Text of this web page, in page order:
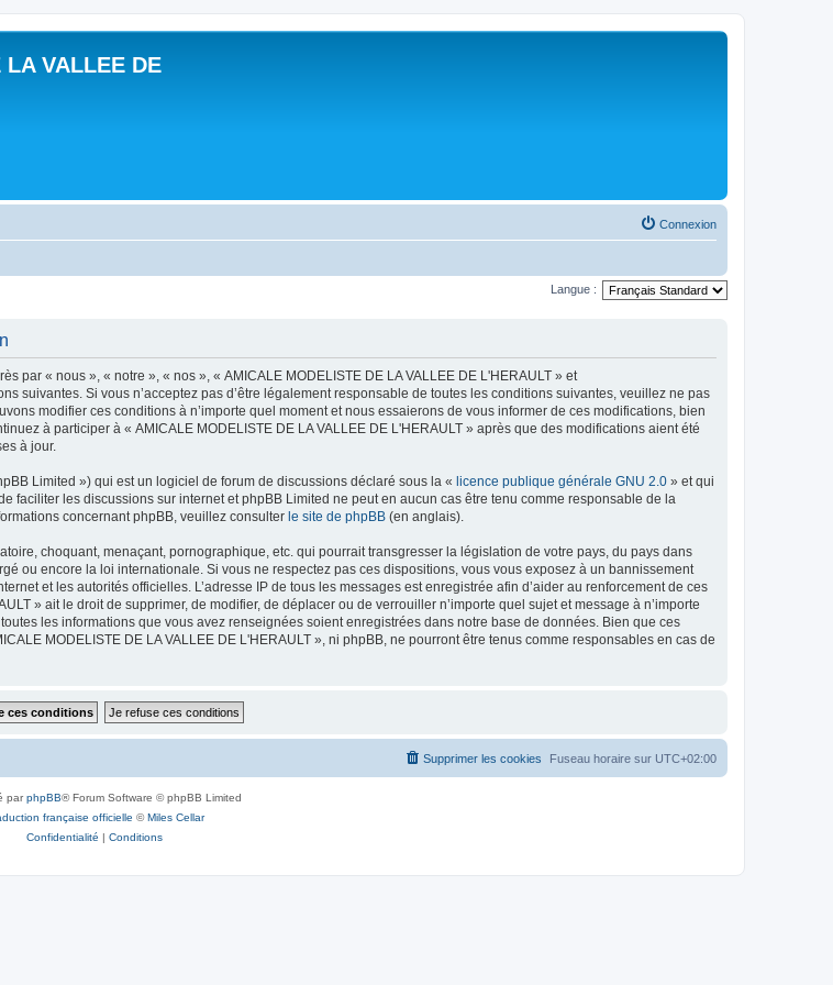
VALLEE DE
Connexion
Langue :
par « nous », « notre », « nos », « AMICALE MODELISTE DE LA VALLEE DE L'HERAULT » et
suivantes. Si vous n’acceptez pas d’être légalement responsable de toutes les conditions suivantes, veuillez ne pas
modifier ces conditions à n’importe quel moment et nous essaierons de vous informer de ces modifications, bien
à participer à « AMICALE MODELISTE DE LA VALLEE DE L'HERAULT » après que des modifications aient été
à jour.
Limited ») qui est un logiciel de forum de discussions déclaré sous la « licence publique générale GNU 2.0 » et qui
faciliter les discussions sur internet et phpBB Limited ne peut en aucun cas être tenu comme responsable de la
concernant phpBB, veuillez consulter le site de phpBB (en anglais).
choquant, menaçant, pornographique, etc. qui pourrait transgresser la législation de votre pays, du pays dans
ou encore la loi internationale. Si vous ne respectez pas ces dispositions, vous vous exposez à un bannissement
et les autorités officielles. L’adresse IP de tous les messages est enregistrée afin d’aider au renforcement de ces
» ait le droit de supprimer, de modifier, de déplacer ou de verrouiller n’importe quel sujet et message à n’importe
les informations que vous avez renseignées soient enregistrées dans notre base de données. Bien que ces
MODELISTE DE LA VALLEE DE L'HERAULT », ni phpBB, ne pourront être tenus comme responsables en cas de
Fuseau horaire sur UTC+02:00
Supprimer les cookies
parphpBB® Forum Software © phpBB Limited
française officielle ©Miles Cellar
Confidentialité | Conditions